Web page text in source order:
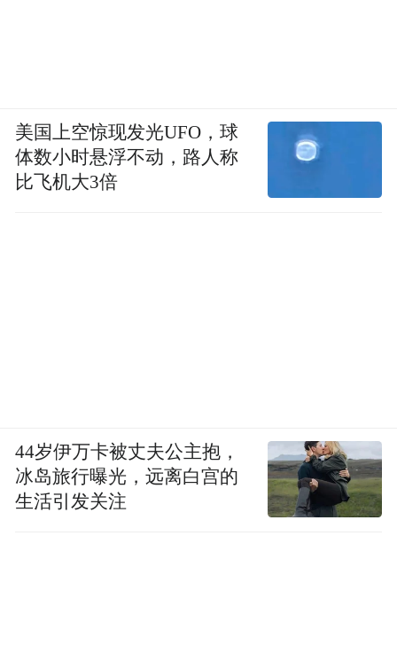
美国上空惊现发光UFO，球
体数小时悬浮不动，路人称
比飞机大3倍
44岁伊万卡被丈夫公主抱，
冰岛旅行曝光，远离白宫的
生活引发关注